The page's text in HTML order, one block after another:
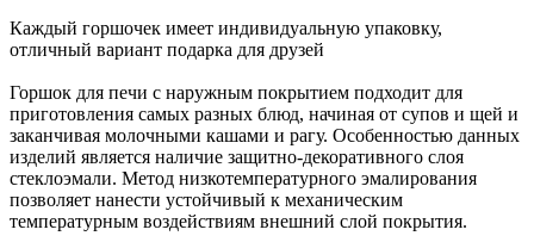
Каждый горшочек имеет индивидуальную упаковку,
отличный вариант подарка для друзей
Горшок для печи с наружным покрытием подходит для
приготовления самых разных блюд, начиная от супов и щей и
заканчивая молочными кашами и рагу. Особенностью данных
изделий является наличие защитно-декоративного слоя
стеклоэмали. Метод низкотемпературного эмалирования
позволяет нанести устойчивый к механическим
температурным воздействиям внешний слой покрытия.